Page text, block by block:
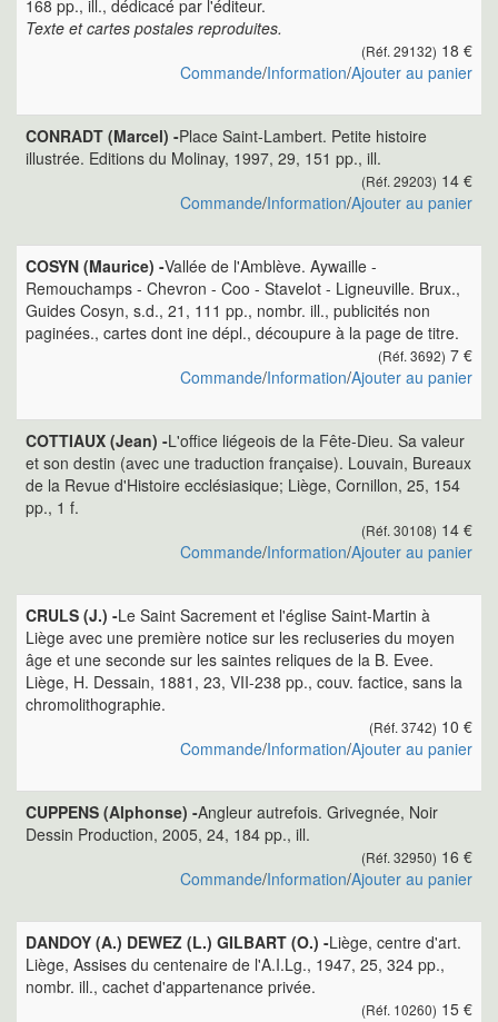
168 pp., ill., dédicacé par l'éditeur.
Texte et cartes postales reproduites.
(Réf. 29132) 18 €
Commande/Information/Ajouter au panier
CONRADT (Marcel) -Place Saint-Lambert. Petite histoire
illustrée. Editions du Molinay, 1997, 29, 151 pp., ill.
(Réf. 29203) 14 €
Commande/Information/Ajouter au panier
COSYN (Maurice) -Vallée de l'Amblève. Aywaille -
Remouchamps - Chevron - Coo - Stavelot - Ligneuville. Brux.,
Guides Cosyn, s.d., 21, 111 pp., nombr. ill., publicités non
paginées., cartes dont ine dépl., découpure à la page de titre.
(Réf. 3692) 7 €
Commande/Information/Ajouter au panier
COTTIAUX (Jean) -L'office liégeois de la Fête-Dieu. Sa valeur
et son destin (avec une traduction française). Louvain, Bureaux
de la Revue d'Histoire ecclésiasique; Liège, Cornillon, 25, 154
pp., 1 f.
(Réf. 30108) 14 €
Commande/Information/Ajouter au panier
CRULS (J.) -Le Saint Sacrement et l'église Saint-Martin à
Liège avec une première notice sur les recluseries du moyen
âge et une seconde sur les saintes reliques de la B. Evee.
Liège, H. Dessain, 1881, 23, VII-238 pp., couv. factice, sans la
chromolithographie.
(Réf. 3742) 10 €
Commande/Information/Ajouter au panier
CUPPENS (Alphonse) -Angleur autrefois. Grivegnée, Noir
Dessin Production, 2005, 24, 184 pp., ill.
(Réf. 32950) 16 €
Commande/Information/Ajouter au panier
DANDOY (A.) DEWEZ (L.) GILBART (O.) -Liège, centre d'art.
Liège, Assises du centenaire de l'A.I.Lg., 1947, 25, 324 pp.,
nombr. ill., cachet d'appartenance privée.
(Réf. 10260) 15 €